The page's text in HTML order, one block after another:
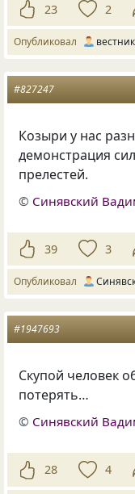
23 2
Опубликовал вестник
#827247
Козыри у нас
демонстрация
прелестей.
© Синявский
39 3
Опубликовал
#1947693
Скупой человек
потерять…
© Синявский
28 4